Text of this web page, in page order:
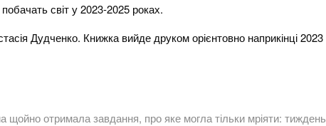
світ у 2023-2025 роках.
Дудченко. Книжка вийде друком орієнтовно наприкінці 2023
отримала завдання, про яке могла тільки мріяти: тиждень